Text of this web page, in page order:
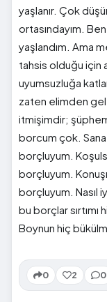
yaşlanır. Çok
ortasındayım.
yaşlandım. Ama
tahsis olduğu için
uyumsuzluğa
zaten elimden
itmişimdir;
borcum çok.
borçluyum.
borçluyum.
borçluyum. Nasıl
bu borçlar sırtımı
Boynun hiç
0 2 0